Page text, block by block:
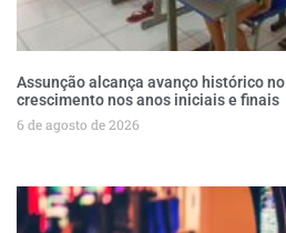
Assunção alcança avanço histórico
crescimento nos anos iniciais e finais
6 de agosto de 2026